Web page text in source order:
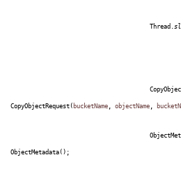
Thread.
CopyObjectRequest( bucketName , objectName ,
ObjectMetadata();